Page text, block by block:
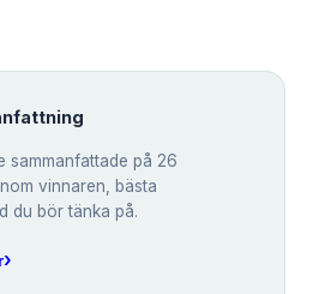
sammanfattade på 26
vinnaren, bästa
du bör tänka på.
›